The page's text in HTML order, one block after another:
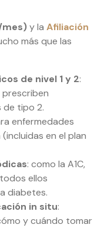
mes)y la Afiliación
más que las
de nivel 1 y 2:
prescriben
de tipo 2.
enfermedades
en el plan
: como la A1C,
ellos
diabetes.
in situ:
y cuándo tomar